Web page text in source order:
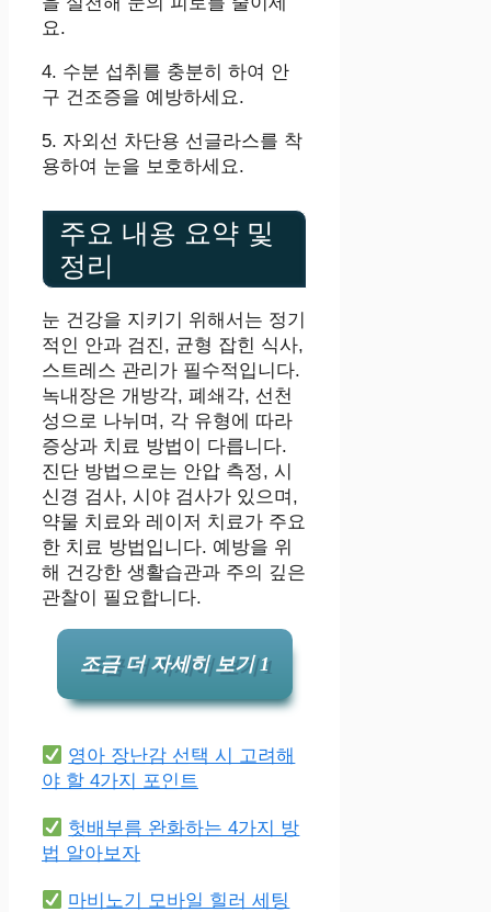
요.
4. 수분 섭취를 충분히 하여 안
구 건조증을 예방하세요.
5. 자외선 차단용 선글라스를 착
용하여 눈을 보호하세요.
주요 내용 요약 및
정리
눈 건강을 지키기 위해서는 정기
적인 안과 검진, 균형 잡힌 식사,
스트레스 관리가 필수적입니다.
녹내장은 개방각, 폐쇄각, 선천
성으로 나뉘며, 각 유형에 따라
증상과 치료 방법이 다릅니다.
진단 방법으로는 안압 측정, 시
신경 검사, 시야 검사가 있으며,
약물 치료와 레이저 치료가 주요
한 치료 방법입니다. 예방을 위
해 건강한 생활습관과 주의 깊은
관찰이 필요합니다.
조금 더 자세히 보기 1
영아 장난감 선택 시 고려해
야 할 4가지 포인트
헛배부름 완화하는 4가지 방
법 알아보자
마비노기 모바일 힐러 세팅